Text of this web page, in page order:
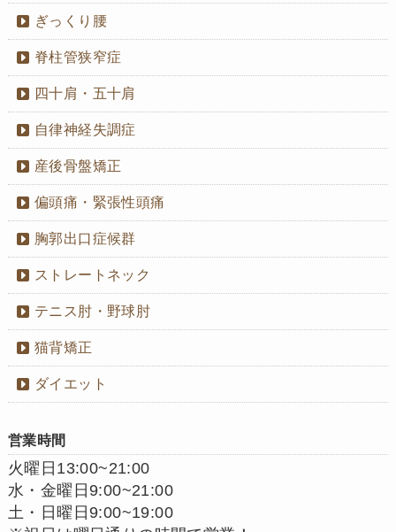
ぎっくり腰
脊柱管狭窄症
四十肩・五十肩
自律神経失調症
産後骨盤矯正
偏頭痛・緊張性頭痛
胸郭出口症候群
ストレートネック
テニス肘・野球肘
猫背矯正
ダイエット
営業時間
火曜日13:00~21:00
水・金曜日9:00~21:00
土・日曜日9:00~19:00